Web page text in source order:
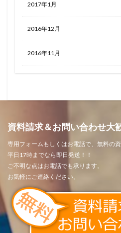
2017年1月
2016年12月
2016年11月
資料請求＆お問い合わせ大
専用フォームもしくはお電話で、無料の
平日17時までなら即日発送！！
ご不明な点はお電話でも承ります。
お気軽にご連絡ください。